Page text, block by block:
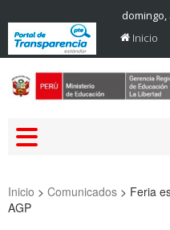
domingo,
Inicio
Inicio > Comunicados > Feria
AGP